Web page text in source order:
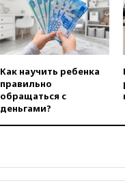
Как научить ребенка
правильно
обращаться с
деньгами?